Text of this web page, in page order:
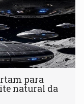
para
natural da